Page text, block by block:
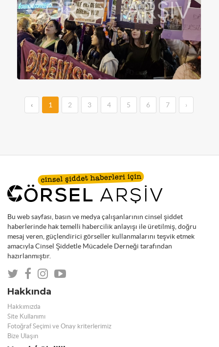
‹ 1 2 3 4 5 6 7 ›
Bu web sayfası, basın ve medya çalışanlarının cinsel şiddet
haberlerinde hak temelli habercilik anlayışı ile üretilmiş, doğru
mesaj veren, güçlendirici görseller kullanmalarını teşvik etmek
amacıyla Cinsel Şiddetle Mücadele Derneği tarafından
hazırlanmıştır.
Hakkında
Hakkımızda
Site Kullanımı
Fotoğraf Seçimi ve Onay kriterlerimiz
Bize Ulaşın